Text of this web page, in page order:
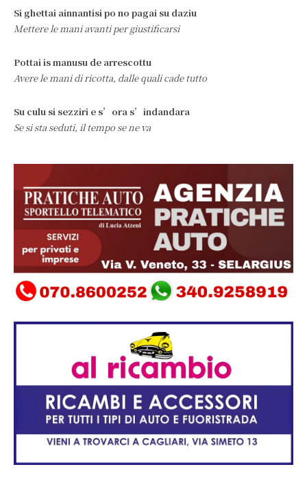
Si ghettai ainnantisi po no pagai su daziu
Mettere le mani avanti per giustificarsi
Pottai is manusu de arrescottu
Avere le mani di ricotta, dalle quali cade tutto
Su culu si sezziri e s’ora s’indandara
Se si sta seduti, il tempo se ne va